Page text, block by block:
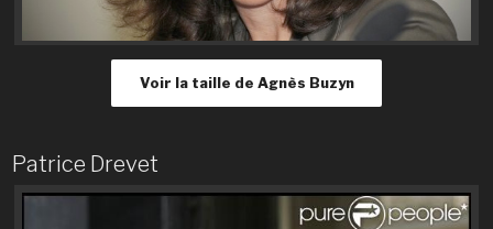
Voir la taille de Agnès Buzyn
Patrice Drevet